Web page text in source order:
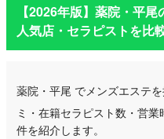
【2026年版】薬院・平尾
人気店・セラピストを比
薬院・平尾 でメンズエステ
ミ・在籍セラピスト数・営
件を紹介します。